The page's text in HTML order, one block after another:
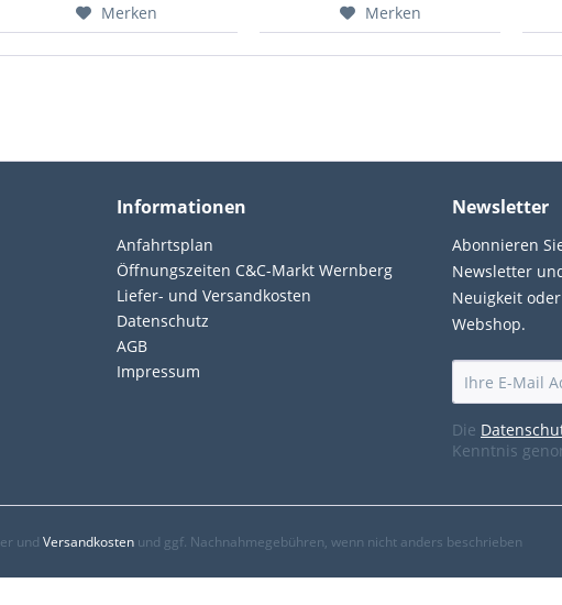
Merken Merken
Informationen
Anfahrtsplan
Öffnungszeiten C&C-Markt Wernberg
Liefer- und Versandkosten
Datenschutz
AGB
Impressum
Newsletter
Abonnieren
Newsletter
Neuigkeit
Webshop.
Die
Kenntnis
und Versandkosten und ggf. Nachnahmegebühren, wenn nicht anders beschrieben